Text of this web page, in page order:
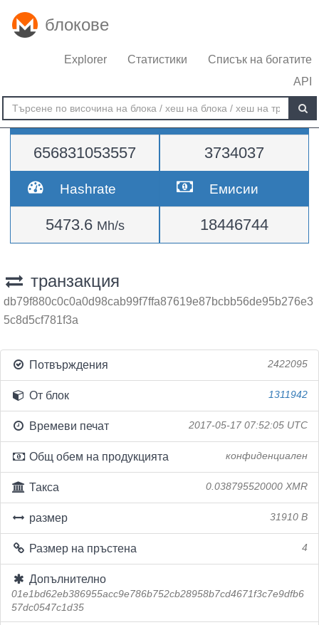
блокове
Explorer Статистики
Списък на богатите
API
Трудност
656831053557
височина
3734037
Hashrate
5473.6 Mh/s
Емисии
18446744
транзакция
db79f880c0c0a0d98cab99f7ffa87619e87bcbb56de95b276e3
5c8d5cf781f3a
Потвърждения 2422095
От блок 1311942
Времеви печат 2017-05-17 07:52:05 UTC
Общ обем на продукцията конфиденциален
Такса 0.038795520000 XMR
размер 31910 B
Размер на пръстена 4
Допълнително
01e1bd62eb386955acc9e786b752cb28958b7cd4671f3c7e9dfb6
57dc0547c1d35